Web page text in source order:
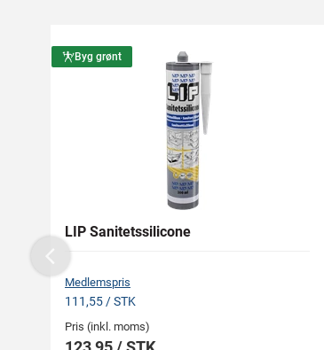
Byg grønt
LIP Sanitetssilicone
Medlemspris
111,55 / STK
Pris (inkl. moms)
Previous